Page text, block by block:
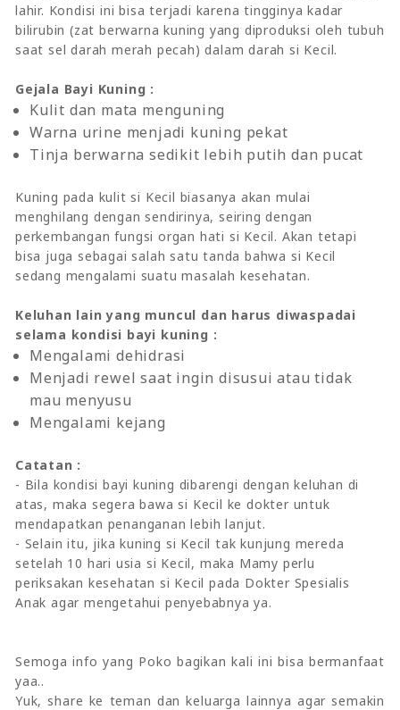
lahir. Kondisi ini bisa terjadi karena tingginya kadar
bilirubin (zat berwarna kuning yang diproduksi oleh tubuh
saat sel darah merah pecah) dalam darah si Kecil.
Gejala Bayi Kuning :
Kulit dan mata menguning
Warna urine menjadi kuning pekat
Tinja berwarna sedikit lebih putih dan pucat
Kuning pada kulit si Kecil biasanya akan mulai
menghilang dengan sendirinya, seiring dengan
perkembangan fungsi organ hati si Kecil. Akan tetapi
bisa juga sebagai salah satu tanda bahwa si Kecil
sedang mengalami suatu masalah kesehatan.
Keluhan lain yang muncul dan harus diwaspadai
selama kondisi bayi kuning :
Mengalami dehidrasi
Menjadi rewel saat ingin disusui atau tidak
mau menyusu
Mengalami kejang
Catatan :
- Bila kondisi bayi kuning dibarengi dengan keluhan di
atas, maka segera bawa si Kecil ke dokter untuk
mendapatkan penanganan lebih lanjut.
- Selain itu, jika kuning si Kecil tak kunjung mereda
setelah 10 hari usia si Kecil, maka Mamy perlu
periksakan kesehatan si Kecil pada Dokter Spesialis
Anak agar mengetahui penyebabnya ya.
Semoga info yang Poko bagikan kali ini bisa bermanfaat
yaa..
Yuk, share ke teman dan keluarga lainnya agar semakin